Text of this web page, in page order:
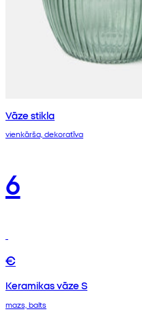
Vāze stikla
vienkārša, dekoratīva
6
€
Keramikas vāze S
mazs, balts